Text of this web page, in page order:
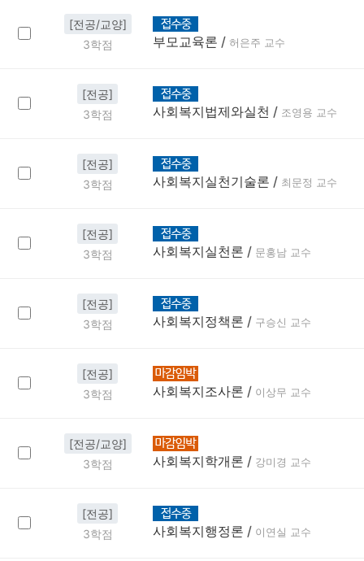
[전공/교양]
3학점
부모교육론 / 허은주 교수
[전공]
3학점
사회복지법제와실천 / 조영용 교수
[전공]
3학점
사회복지실천기술론 / 최문정 교수
[전공]
3학점
사회복지실천론 / 문홍남 교수
[전공]
3학점
사회복지정책론 / 구승신 교수
[전공]
3학점
사회복지조사론 / 이상무 교수
[전공/교양]
3학점
사회복지학개론 / 강미경 교수
[전공]
3학점
사회복지행정론 / 이연실 교수